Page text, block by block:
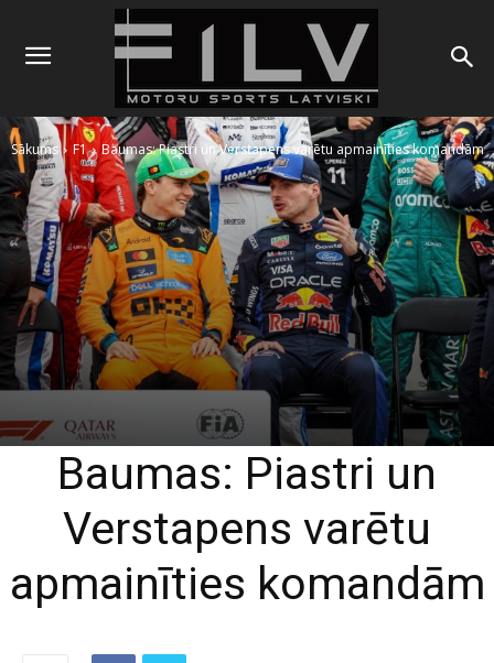
Sākums F1 Baumas: Piastri un Verstapens varētu apmainīties komandām
Baumas: Piastri un
Verstapens varētu
apmainīties komandām